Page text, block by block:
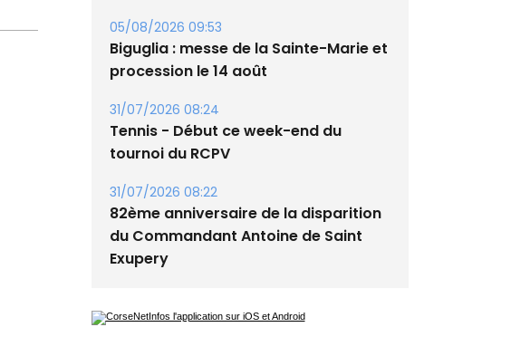
05/08/2026 09:53
Biguglia : messe de la Sainte-Marie et
procession le 14 août
31/07/2026 08:24
Tennis - Début ce week-end du
tournoi du RCPV
31/07/2026 08:22
82ème anniversaire de la disparition
du Commandant Antoine de Saint
Exupery